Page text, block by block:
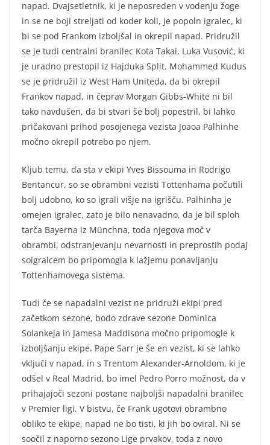
napad. Dvajsetletnik, ki je neposreden v vodenju žoge
in se ne boji streljati od koder koli, je popoln igralec, ki
bi se pod Frankom izboljšal in okrepil napad. Pridružil
se je tudi centralni branilec Kota Takai, Luka Vusović, ki
je uradno prestopil iz Hajduka Split. Mohammed Kudus
se je pridružil iz West Ham Uniteda, da bi okrepil
Frankov napad, in čeprav Morgan Gibbs-White ni bil
tako navdušen, da bi stvari še bolj popestril, bi lahko
pričakovani prihod posojenega vezista Joaoa Palhinhe
močno okrepil potrebo po njem.
Kljub temu, da sta v ekipi Yves Bissouma in Rodrigo
Bentancur, so se obrambni vezisti Tottenhama počutili
bolj udobno, ko so igrali višje na igrišču. Palhinha je
omejen igralec, zato je bilo nenavadno, da je bil sploh
tarča Bayerna iz Münchna, toda njegova moč v
obrambi, odstranjevanju nevarnosti in preprostih podaj
soigralcem bo pripomogla k lažjemu ponavljanju
Tottenhamovega sistema.
Tudi če se napadalni vezist ne pridruži ekipi pred
začetkom sezone, bodo zdrave sezone Dominica
Solankeja in Jamesa Maddisona močno pripomogle k
izboljšanju ekipe. Pape Sarr je še en vezist, ki se lahko
vključi v napad, in s Trentom Alexander-Arnoldom, ki je
odšel v Real Madrid, bo imel Pedro Porro možnost, da v
prihajajoči sezoni postane najboljši napadalni branilec
v Premier ligi. V bistvu, če Frank ugotovi obrambno
obliko te ekipe, napad ne bo tisti, ki jih bo oviral. Ni se
soočil z naporno sezono Lige prvakov, toda z novo